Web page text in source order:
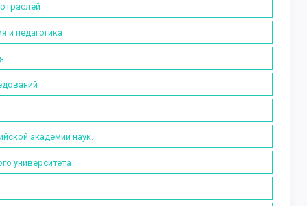
и педагогика
академии наук.
университета